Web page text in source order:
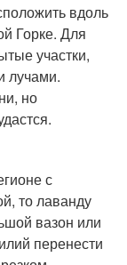
вдоль
Горке. Для
участки,
лучами.
но
с
то лаванду
вазон или
перенести